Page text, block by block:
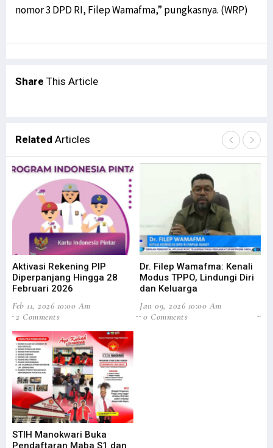
nomor 3 DPD RI, Filep Wamafma,” pungkasnya. (WRP)
Share This Article
Related Articles
Aktivasi Rekening PIP
Diperpanjang Hingga 28
Februari 2026
Feb 11, 2026 10:00 Am
2 Comments
Dr. Filep Wamafma: Kenali
Modus TPPO, Lindungi Diri
dan Keluarga
Jan 09, 2026 10:00 Am
0 Comments
STIH Manokwari Buka
Pendaftaran Maba S1 dan